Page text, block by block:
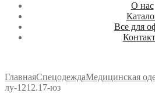
О нас
Все для
ГлавнаяСпецодеждаМедицинская
лу-1212.17-юз